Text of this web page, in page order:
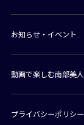
お知らせ・イベント
動画で楽しむ南部美人
プライバシーポリシー